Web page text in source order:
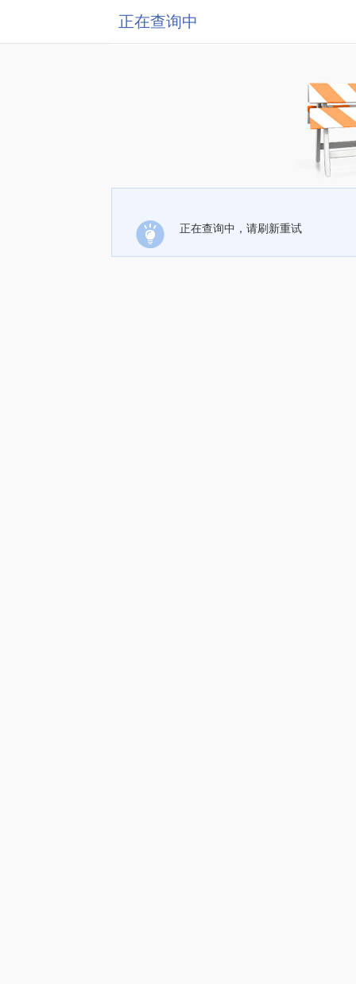
正在查询中
正在查询中，请刷新重试